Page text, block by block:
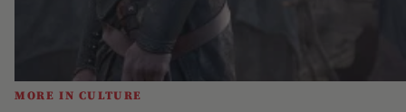
MORE IN CULTURE